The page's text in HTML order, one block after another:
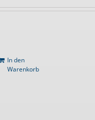
In den
Warenkorb